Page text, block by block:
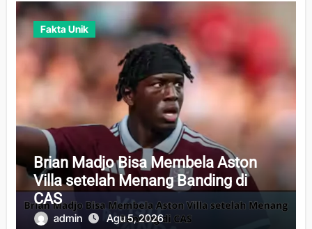
Fakta Unik
Brian Madjo Bisa Membela Aston
Villa setelah Menang Banding di
CAS
admin Agu 5, 2026